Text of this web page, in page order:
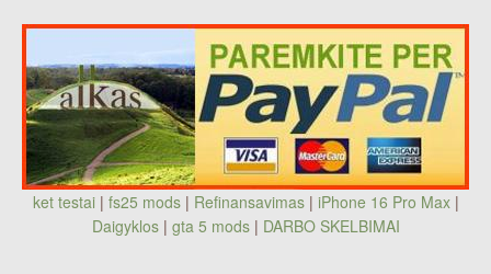
ket testai | fs25 mods| Refinansavimas| iPhone 16 Pro Max|
Daigyklos| gta 5 mods | DARBO SKELBIMAI